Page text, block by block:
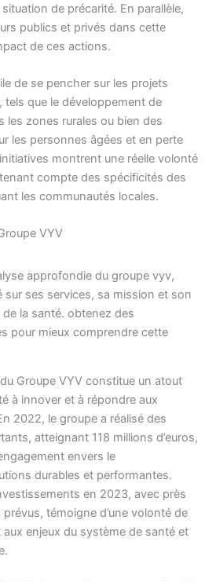
de précarité. En parallèle,
publics et privés dans cette
de ces actions.
de se pencher sur les projets
tels que le développement de
les zones rurales ou bien des
les personnes âgées et en perte
montrent une réelle volonté
compte des spécificités des
les communautés locales.
VYV
du Groupe VYV constitue un atout
à innover et à répondre aux
2022, le groupe a réalisé des
atteignant 118 millions d’euros,
envers le
durables et performantes.
en 2023, avec près
prévus, témoigne d’une volonté de
enjeux du système de santé et